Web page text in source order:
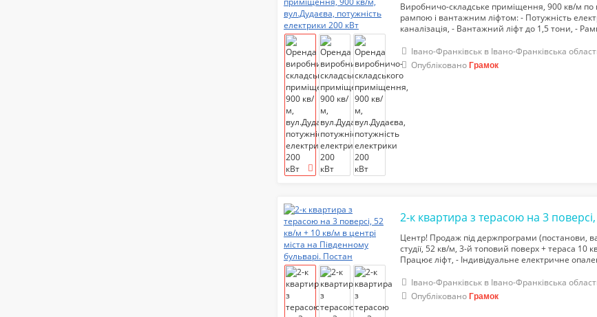
Виробничо-складське приміщення, 900 кв/м по
рампою і вантажним ліфтом: - Потужність
каналізація, - Вантажний ліфт до 1,5 тони, -
Івано-Франківськ в Івано-Франківська
ОпублікованоГрамок
Центр! Продаж під держпрограми (постанови,
студії, 52 кв/м, 3-й топовий поверх + тераса 10
Працює ліфт, - Індивідуальне електричне
Івано-Франківськ в Івано-Франківська
ОпублікованоГрамок